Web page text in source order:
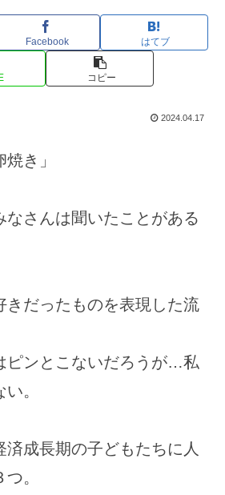
Facebook はてブ
コピー
2024.04.17
き」
なさんは聞いたことがある
きだったものを表現した流
ピンとこないだろうが…私
。
済成長期の子どもたちに人
。